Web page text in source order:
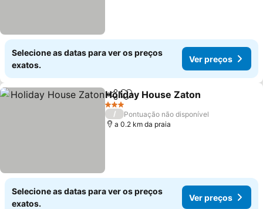
Selecione as datas para ver os preços
exatos.
Ver preços
PartilharAdicionar aos favoritos
Holiday House Zaton
3 Estrelas
/
Pontuação não disponível
a 0.2 km da praia
Selecione as datas para ver os preços
exatos.
Ver preços